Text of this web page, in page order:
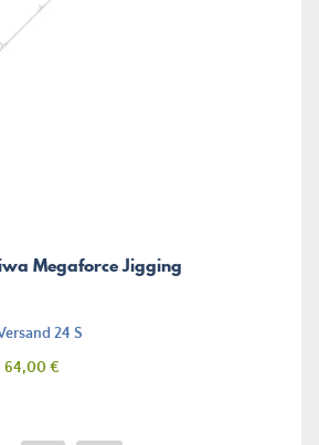
Megaforce Jigging
24 S
Preis
64,00 €